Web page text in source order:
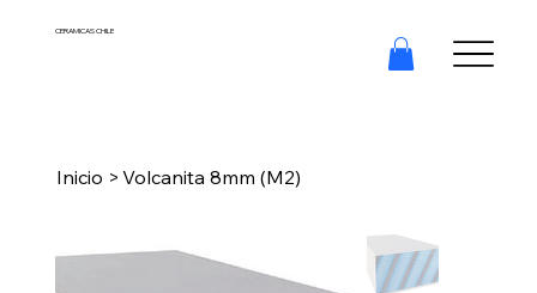
CERAMICAS CHILE
Inicio > Volcanita 8mm (M2)